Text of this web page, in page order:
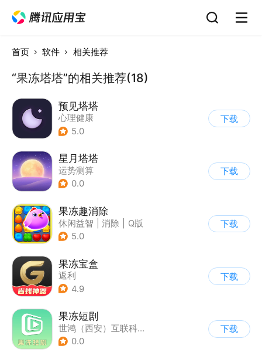
首页 软件 相关推荐
“果冻塔塔”的相关推荐(18)
预见塔塔
心理健康
5.0
下载
星月塔塔
运势测算
0.0
下载
果冻趣消除
休闲益智 消除
Q版
5.0
下载
果冻宝盒
返利
4.9
下载
果冻短剧
世鸿（西安）互联科技有限公司
0.0
下载